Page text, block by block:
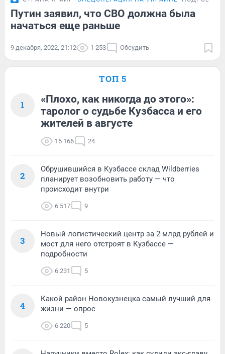
Путин заявил, что СВО должна была
начаться еще раньше
9 декабря, 2022, 21:12 1 253 Обсудить
ТОП 5
1
«Плохо, как никогда до этого»:
таролог о судьбе Кузбасса и его
жителей в августе
15 166 24
2
Обрушившийся в Кузбассе склад Wildberries
планирует возобновить работу — что
происходит внутри
6 517 9
3
Новый логистический центр за 2 млрд рублей и
мост для него отстроят в Кузбассе —
подробности
6 231 5
4
Какой район Новокузнецка самый лучший для
жизни — опрос
6 220 5